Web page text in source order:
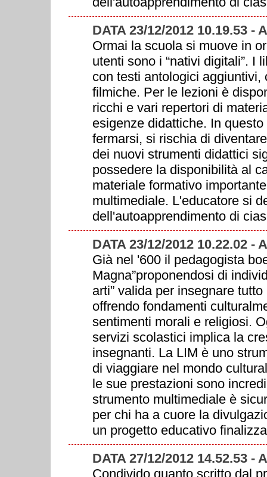
DATA 23/12/2012 10.19.53 -
Ormai la scuola si muove in
utenti sono i “nativi digitali”. I
con testi antologici
filmiche. Per le lezioni è
ricchi e vari repertori di
esigenze didattiche. In
fermarsi, si rischia di
dei nuovi strumenti didattici
possedere la disponibilità al
materiale formativo
multimediale. L'educatore si
dell'autoapprendimento di
DATA 23/12/2012 10.22.02 -
Già nel '600 il pedagogista
Magna”proponendosi di
arti” valida per insegnare
offrendo fondamenti
sentimenti morali e religiosi.
servizi scolastici implica la
insegnanti. La LIM è uno
di viaggiare nel mondo
le sue prestazioni sono
strumento multimediale è
per chi ha a cuore la
un progetto educativo
DATA 27/12/2012 14.52.53 -
Condivido quanto scritto dal